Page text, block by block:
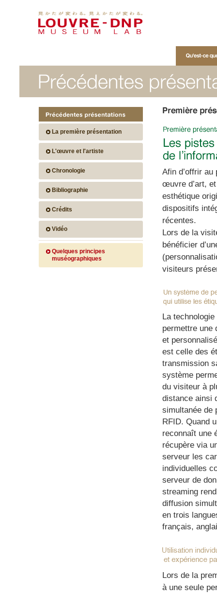
La première présentation
L'œuvre et l'artiste
Chronologie
Bibliographie
Crédits
Vidéo
Quelques principes
muséographiques
Afin d’offrir au
œuvre d’art, et
esthétique
dispositifs
récentes.
Lors de la
bénéficier
visiteurs
La
permettre une
et
est celle des
transmission
système
du visiteur à
distance ainsi
simultanée de
RFID. Quand
reconnaît une
récupère via
serveur les
individuelles
serveur de
streaming
diffusion
en trois
français,
Lors de la
à une seule